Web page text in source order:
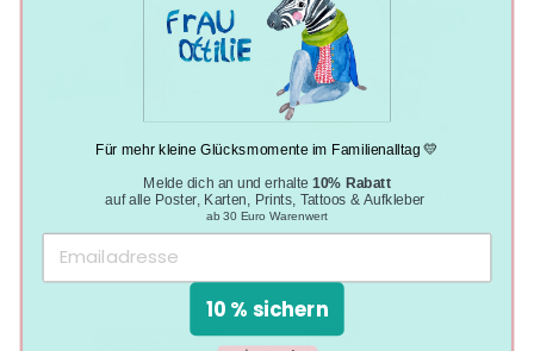
WEIHNACHTSKARTE
*BÄR UND MAUS*
(KLAPPKARTE)
€3,50
WEIHNACHTSKARTE
*EICHHÖRNCHEN*
(KLAPPKARTE)
Für mehr kleine Glücksmomente im Familienalltag 💛
Melde dich an und erhalte10% Rabatt
auf alle Poster, Karten, Prints, Tattoos & Aufkleber
ab 30 Euro Warenwert
10 % sichern